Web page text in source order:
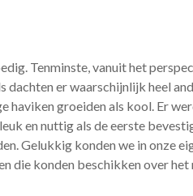
Tenminste, vanuit het
er waarschijnlijk heel
haviken groeiden als kool. Er
en nuttig als de eerste
Gelukkig konden we in onze
die konden beschikken over